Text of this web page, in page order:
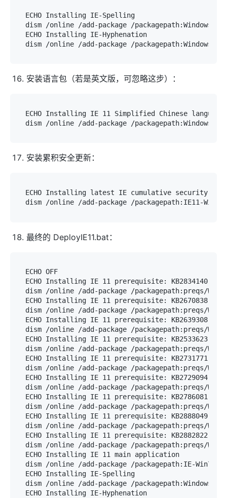
ECHO Installing IE-Spelling
dism /online /add-package /
ECHO Installing IE-Hyphenation
安装语言包（若是英文版，可忽略这步）：
ECHO Installing IE 11 Simplified Chinese language
安装累积安全更新：
ECHO Installing latest IE cumulative security
最终的 DeployIE11.bat：
ECHO OFF
ECHO Installing IE 11 prerequisite: KB2834140
dism /online /add-package /packagepath:preqs/
ECHO Installing IE 11 prerequisite: KB2670838
dism /online /add-package /packagepath:preqs/
ECHO Installing IE 11 prerequisite: KB2639308
dism /online /add-package /packagepath:preqs/
ECHO Installing IE 11 prerequisite: KB2533623
dism /online /add-package /packagepath:preqs/
ECHO Installing IE 11 prerequisite: KB2731771
dism /online /add-package /packagepath:preqs/
ECHO Installing IE 11 prerequisite: KB2729094
dism /online /add-package /packagepath:preqs/
ECHO Installing IE 11 prerequisite: KB2786081
dism /online /add-package /packagepath:preqs/
ECHO Installing IE 11 prerequisite: KB2888049
dism /online /add-package /packagepath:preqs/
ECHO Installing IE 11 prerequisite: KB2882822
dism /online /add-package /packagepath:preqs/
ECHO Installing IE 11 main application
dism /online /add-package /packagepath:IE-
ECHO Installing IE-Spelling
dism /online /add-package /
ECHO Installing IE-Hyphenation